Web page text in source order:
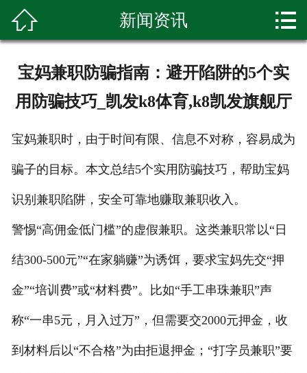
环境展示
科普知识
客户留言
联系我们
 新闻资讯 
宝妈兼职防骗指南：避开陷阱的5个实
用防骗技巧_凯发k8体育,k8凯发旗舰厅
宝妈兼职时，由于时间有限、信息不对称，容易成为
骗子的目标。本文总结5个实用防骗技巧，帮助宝妈
识别兼职陷阱，安全可靠地赚取兼职收入。
警惕“高佣金低门槛”的虚假兼职。这类兼职常以“日
结300-500元”“在家躺赚”为诱饵，要求宝妈先交“押
金”“培训费”或“材料费”。比如“手工串珠兼职”声
称“一串5元，月入过万”，但需要交2000元押金，收
到材料后以“不合格”为由拒退押金；“打字员兼职”要